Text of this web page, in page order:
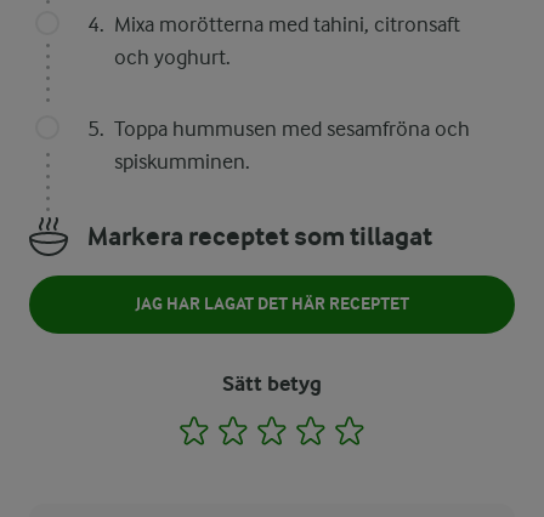
Mixa morötterna med tahini, citronsaft
och yoghurt.
Toppa hummusen med sesamfröna och
spiskumminen.
Markera receptet som tillagat
JAG HAR LAGAT DET HÄR RECEPTET
Sätt betyg
1 2 3 4